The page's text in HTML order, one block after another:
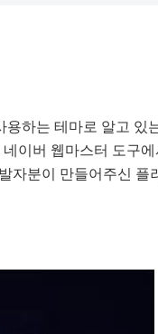
용하는 테마로 알고 있
이버 웹마스터 도구
자분이 만들어주신 플